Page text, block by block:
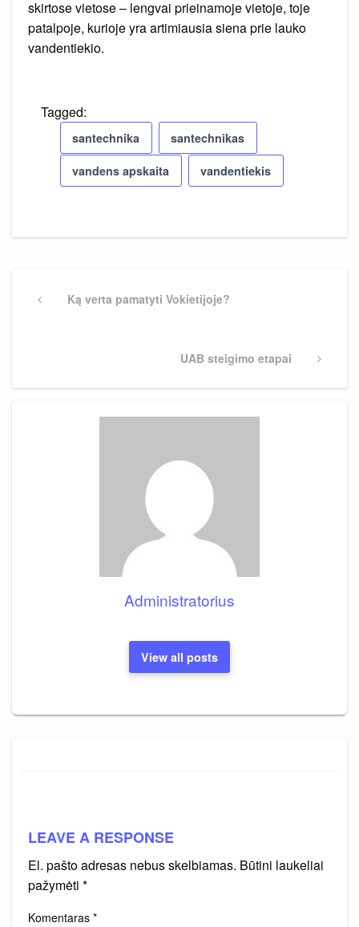
skirtose vietose – lengvai prieinamoje vietoje, toje
patalpoje, kurioje yra artimiausia siena prie lauko
vandentiekio.
Tagged:
santechnika santechnikas
vandens apskaita vandentiekis
tarpPreviousKą verta pamatyti Vokietijoje?
Next
UAB steigimo etapai
Administratorius
View all posts
LEAVE A RESPONSE
El. pašto adresas nebus skelbiamas. Būtini laukeliai
pažymėti *
Komentaras *